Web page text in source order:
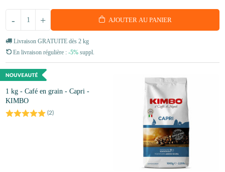
+
- AJOUTER AU PANIER
Livraison GRATUITE dès 2 kg
En livraison régulière : -5% suppl.
1 kg - Café en grain - Capri -
KIMBO
(2)